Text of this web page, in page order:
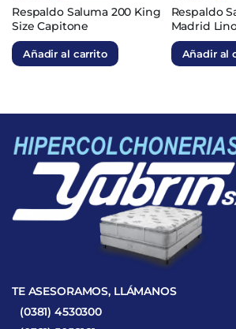
El
precio
original
era:
El
precio
actual
es:
Respaldo Saluma 200 King
Size Capitone
Añadir al carrito
El
precio
original
era:
El
precio
actual
es:
Respaldo
Madrid
Añadir al
TE ASESORAMOS, LLÁMANOS
(0381) 4530300